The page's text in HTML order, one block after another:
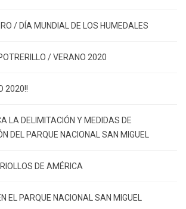
/ DÍA MUNDIAL DE LOS HUMEDALES
/ VERANO 2020
2020!!
LA DELIMITACIÓN Y MEDIDAS DE
DEL PARQUE NACIONAL SAN MIGUEL
DE AMÉRICA
EL PARQUE NACIONAL SAN MIGUEL